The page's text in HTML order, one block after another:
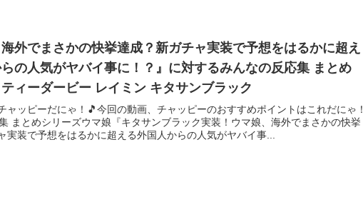
海外でまさかの快挙達成？新ガチャ実装で予想をはるかに超え
の人気がヤバイ事に！？』に対するみんなの反応集 まとめ
ィーダービー レイミン キタサンブラック
ャッピーだにゃ！🎵今回の動画、チャッピーのおすすめポイントはこれだにゃ！
まとめシリーズウマ娘『キタサンブラック実装！ウマ娘、海外でまさかの快挙
実装で予想をはるかに超える外国人からの人気がヤバイ事...